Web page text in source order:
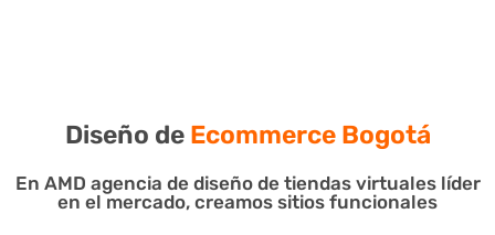
Diseño de Ecommerce Bogotá
En AMD agencia de diseño de tiendas virtuales líder
en el mercado, creamos sitios funcionales